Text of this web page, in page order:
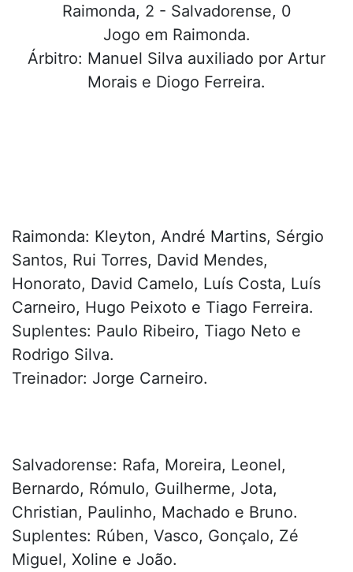
Raimonda, 2 - Salvadorense, 0
Jogo em Raimonda.
Árbitro: Manuel Silva auxiliado por Artur
Morais e Diogo Ferreira.
Raimonda: Kleyton, André Martins, Sérgio
Santos, Rui Torres, David Mendes,
Honorato, David Camelo, Luís Costa, Luís
Carneiro, Hugo Peixoto e Tiago Ferreira.
Suplentes: Paulo Ribeiro, Tiago Neto e
Rodrigo Silva.
Treinador: Jorge Carneiro.
Salvadorense: Rafa, Moreira, Leonel,
Bernardo, Rómulo, Guilherme, Jota,
Christian, Paulinho, Machado e Bruno.
Suplentes: Rúben, Vasco, Gonçalo, Zé
Miguel, Xoline e João.